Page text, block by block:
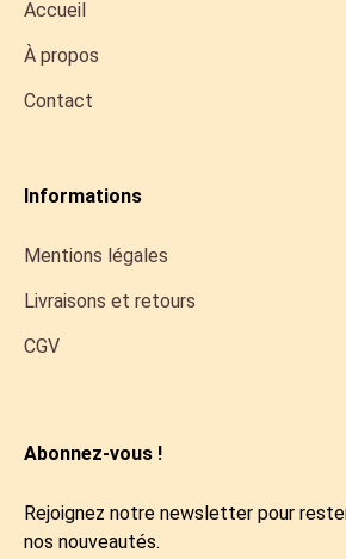
Accueil
À propos
Contact
Informations
Mentions légales
Livraisons et retours
CGV
Abonnez-vous !
Rejoignez notre newsletter pour
nos nouveautés.